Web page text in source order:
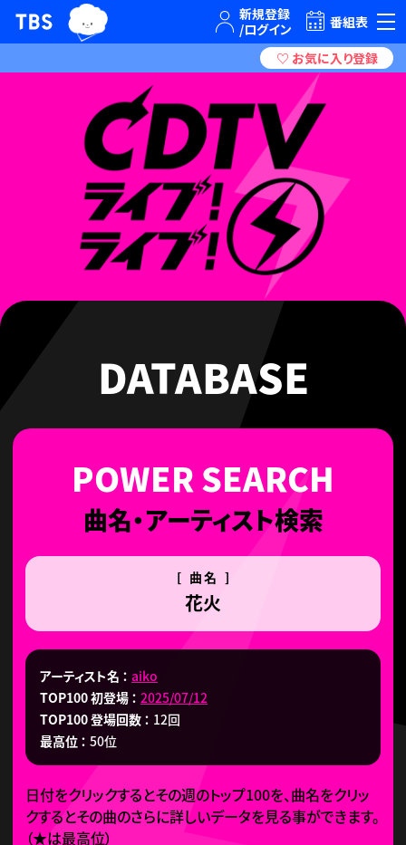
TBSテレビ｜ときめくときを。
TBSグループキャラクター『ワクティ』
番組表
DATABASE
曲名・アーティスト検索
[ 曲名 ]
花火
アーティスト名
aiko
TOP100 初登場
2025/07/12
TOP100 登場回数
12回
最高位
50位
日付をクリックするとその週のトップ100を、曲名をクリッ
クするとその曲のさらに詳しいデータを見る事ができます。
（★は最高位）